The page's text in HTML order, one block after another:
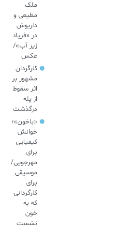
ملک
مطیعی و
داریوش
در «فریاد
زیر آب»/
عکس
کارگردان
مشهور بر
اثر سقوط
از پله
درگذشت
«باخون»‌؛
خوانش
کیمیایی
برای
مهرجویی/
موسیقی
برای
کارگردانی
که به
خون
نشست